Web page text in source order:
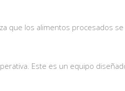
que los alimentos procesados
Este es un equipo